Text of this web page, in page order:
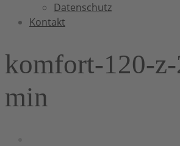
Datenschutz
Kontakt
komfort-120-
min